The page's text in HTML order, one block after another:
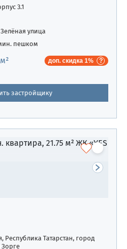
3.1
улица
пешком
доп. скидка 1%
застройщику
Республика Татарстан, город
Зорге